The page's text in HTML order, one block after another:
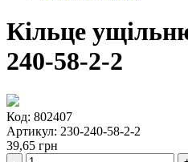
Кільце
240-58-2-2
Код: 802407
Артикул: 230-240-58-2-2
39,65 грн